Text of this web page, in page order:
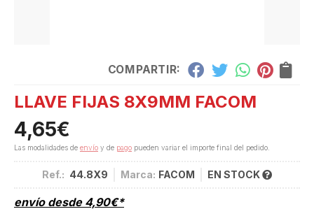
COMPARTIR:
LLAVE FIJAS 8X9MM FACOM
4,65€
Las modalidades de envío y de pago pueden variar el importe final del pedido.
Ref.: 44.8X9 Marca: FACOM EN STOCK
envío desde 4,90€*